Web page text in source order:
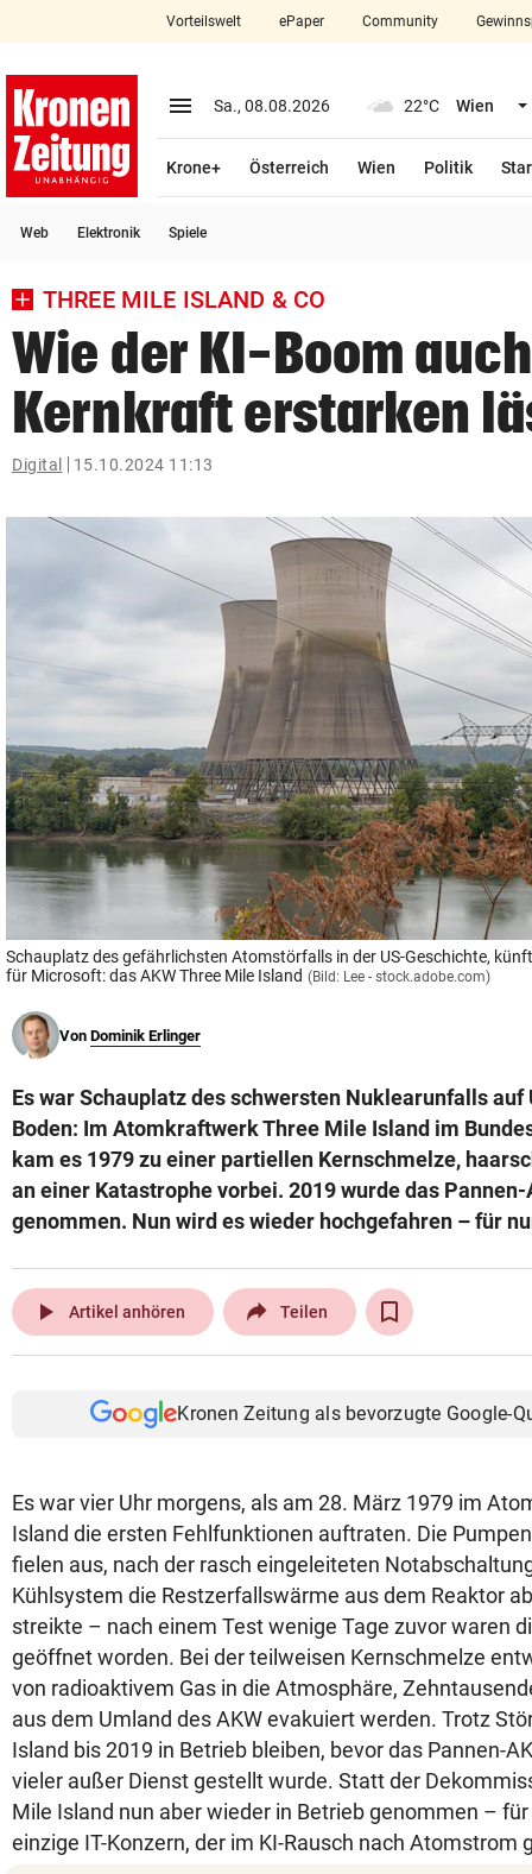
closeSchließen
account_circle Anmelden
arrow_right
bookmark
search
Suchbegriff
eingeben
© Krone Multimedia GmbH & Co KG 2026
Muthgasse 2, 1190 Wien
Vorteilswelt ePaper Community
menu Menü aufklappen
Sa., 08.08.2026 22°C Wien
Krone+ Österreich Wien Politik
Web Elektronik Spiele
THREE MILE ISLAND & CO
Wie der KI-Boom
Kernkraft erstarken
Digital 15.10.2024 11:13
Schauplatz des gefährlichsten Atomstörfalls in der US-Geschichte,
für Microsoft: das AKW Three Mile Island (Bild: Lee - stock.adobe.com)
Von Dominik Erlinger
Es war Schauplatz des schwersten Nuklearunfalls
Boden: Im Atomkraftwerk Three Mile Island im
kam es 1979 zu einer partiellen Kernschmelze,
an einer Katastrophe vorbei. 2019 wurde das Pannen-
genommen. Nun wird es wieder hochgefahren – für
play_arrow Artikel anhören Teilen
Kronen Zeitung als bevorzugte Google-
Es war vier Uhr morgens, als am 28. März 1979 im
Island die ersten Fehlfunktionen auftraten. Die
fielen aus, nach der rasch eingeleiteten
Kühlsystem die Restzerfallswärme aus dem Reaktor
streikte – nach einem Test wenige Tage zuvor waren
geöffnet worden. Bei der teilweisen Kernschmelze
von radioaktivem Gas in die Atmosphäre,
aus dem Umland des AKW evakuiert werden. Trotz
Island bis 2019 in Betrieb bleiben, bevor das Pannen-
vieler außer Dienst gestellt wurde. Statt der
Mile Island nun aber wieder in Betrieb genommen –
einzige IT-Konzern, der im KI-Rausch nach Atomstrom